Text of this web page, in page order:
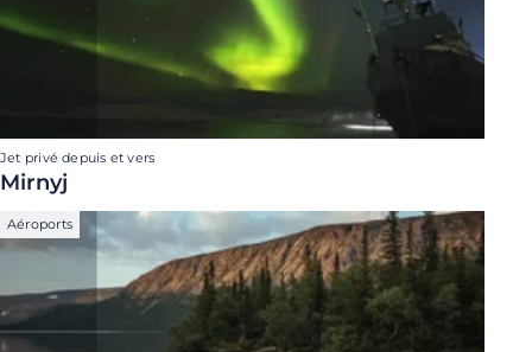
Jet privé depuis et vers
Mirnyj
Aéroports